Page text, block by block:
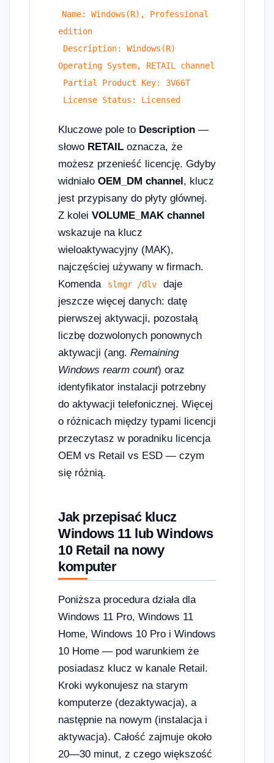
Name: Windows(R), Professional
edition
Operating System, RETAIL channel
Partial Product Key: 3V66T
License Status: Licensed
Kluczowe pole to Description —
słowo RETAIL oznacza, że
możesz przenieść licencję. Gdyby
widniało OEM_DM channel , klucz
jest przypisany do płyty głównej.
Z kolei VOLUME_MAK channel
wskazuje na klucz
wieloaktywacyjny (MAK),
najczęściej używany w firmach.
Komenda
slmgr /dlv
daje
jeszcze więcej danych: datę
pierwszej aktywacji, pozostałą
liczbę dozwolonych ponownych
aktywacji (ang. Remaining
Windows rearm count) oraz
identyfikator instalacji potrzebny
do aktywacji telefonicznej. Więcej
o różnicach między typami licencji
przeczytasz w poradniku licencja
OEM vs Retail vs ESD — czym
się różnią.
Jak przepisać klucz
Windows 11 lub Windows
10 Retail na nowy
komputer
Poniższa procedura działa dla
Windows 11 Pro, Windows 11
Home, Windows 10 Pro i Windows
10 Home — pod warunkiem że
posiadasz klucz w kanale Retail.
Kroki wykonujesz na starym
komputerze (dezaktywacja), a
następnie na nowym (instalacja i
aktywacja). Całość zajmuje około
20—30 minut, z czego większość